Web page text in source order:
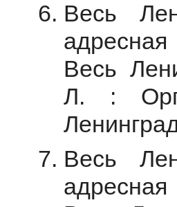
Весь
Весь
Л. :
Весь